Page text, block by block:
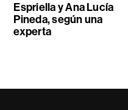
Espriella y Ana Lucía
Pineda, según una
experta